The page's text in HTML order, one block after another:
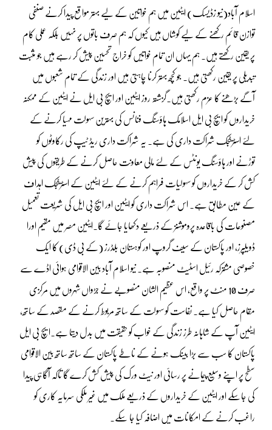
اسلام آباد(نیو زڈیسک) ایٹین میں ہم خواتین کے لیے بہتر مواقع پیدا کرنے صنفی
توازن قائم رکھنے کے لیے کوشاں ہیں کیوں کہ ہم صرف باتوں پر نہیں بلکہ عملی کام
پر یقین رکھتے ہیں۔ ہم یہاں ان تمام خواتیں کو خراج تحسین پیش کر رہے ہیں جو مثبت
تبدیلی پر یقین رکھتی ہیں۔ جو کچھ بہتر کرنا چاہتی ہیں اور زندگی کے تمام شعبوں میں
آگے بڑھنے کا عزم رکھتی ہیں۔گزشتہ روز ایٹین اور ایچ بی ایل نے ایٹین کے ممکنہ
خریداروں کو ایچ بی ایل اسلامک ہاؤسنگ فنانس کی بہترین سہولت مہیا کرنے کے
لئے اسٹریٹجک شراکت داری کی ہے۔ یہ شراکت داری ریڈ ٹیپ کی رکاوٹوں کو
توڑنے اور ہاؤسنگ یونٹس کے لئے مالی معاونت حاصل کرنے کے طریقوں کی پیش
کش کر کے خریداروں کو سہولیات فراہم کرنے کے لئے ایٹین کے اسٹریٹجک اہداف
کے عین مطابق ہے۔ اس شراکت داری کو ایٹین اور ایچ بی ایل کی شریعت تعمیل
مصنوعات کی باقاعدہ پروموشنز کے ذریعے دکھایا جائے گا۔ایٹین مصر میں مقیم اورا
ڈویلپرز، اور پاکستان کے سیف گروپ اور کوہستان بلڈرز (کے بی ڈی) کا ایک
خصوصی مشترکہ رئیل اسٹیٹ منصوبہ ہے۔ نیو اسلام آباد بین الاقوامی ہوائی اڈے سے
صرف 10 منٹ پر واقع، اس عظیم الشان منصوبے نے جڑواں شہروں میں مرکزی
مقام حاصل کیا ہے۔ نفاست کو سہولت کے ساتھ مربوط کرنے کے مقصد کے ساتھ،
ایٹین آپ کے شاہانہ طرز زندگی کے خواب کو حقیقت میں بدل دیتا ہے۔ایچ بی ایل
پاکستان کا سب سے بڑا بینک ہونے کے ناطے پاکستان کے ساتھ ساتھ بین الاقوامی
سطح پر اپنے وسیع پیمانے پر رسائی اور نیٹ ورک کی پیش کش کرے گا تاکہ آگاہی پیدا
کی جاسکے اور ایٹین کے خریداروں کے ذریعے ملک میں غیر ملکی سرمایہ کاری کو
راغب کرنے کے امکانات میں اضافہ کیا جا سکے۔